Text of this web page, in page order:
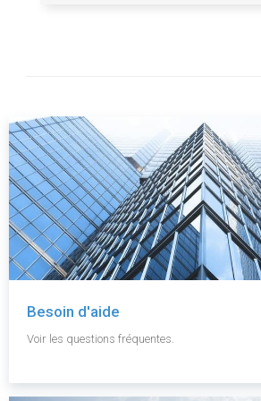
Besoin d'aide
Voir les questions fréquentes.